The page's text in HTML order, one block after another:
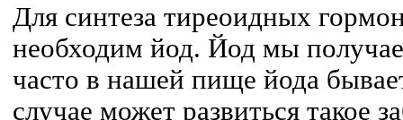
Для синтеза тиреоидных
необходим йод. Йод мы
часто в нашей пище йода
случае может развиться такое